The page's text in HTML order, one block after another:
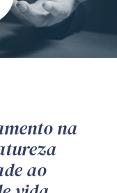
na
ao